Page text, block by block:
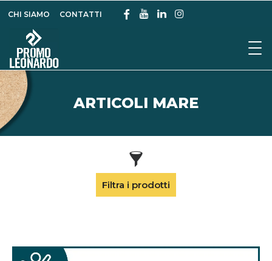
CHI SIAMO CONTATTI
ARTICOLI MARE
Filtra i prodotti